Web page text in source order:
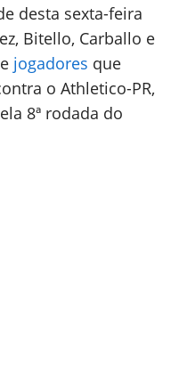
desta sexta-feira
Bitello, Carballo e
jogadores que
o Athletico-PR,
8ª rodada do